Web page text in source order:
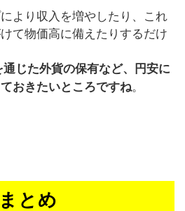
より収入を増やしたり、これ
て物価高に備えたりするだけ
じた外貨の保有など、円安に
おきたいところですね。
まとめ